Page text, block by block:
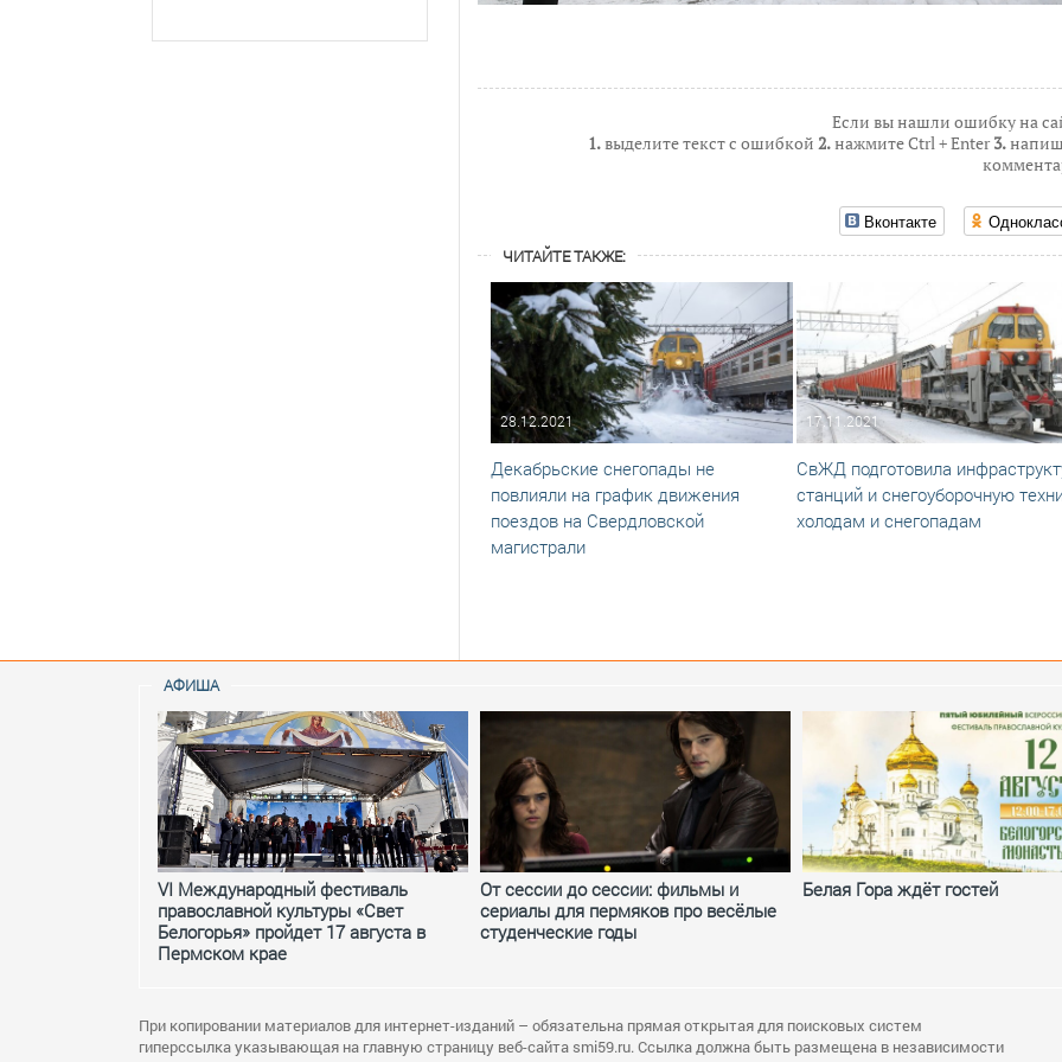
Если вы нашли ошибку на
1.выделите текст с ошибкой 2.нажмите Ctrl + Enter3.
Вконтакте
ЧИТАЙТЕ ТАКЖЕ:
28.12.2021
Декабрьские снегопады не
повлияли на график движения
поездов на Свердловской
магистрали
17.11.2021
СвЖД подготовила
станций и снегоуборочную
холодам и снегопадам
АФИША
VI Международный фестиваль
православной культуры «Свет
Белогорья» пройдет 17 августа в
Пермском крае
От сессии до сессии: фильмы и
сериалы для пермяков про весёлые
студенческие годы
Белая Гора ждёт гостей
При копировании материалов для интернет-изданий – обязательна прямая открытая для поисковых систем
гиперссылка указывающая на главную страницу веб-сайта smi59.ru. Ссылка должна быть размещена в независимости